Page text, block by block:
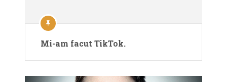
Mi-am facut TikTok.